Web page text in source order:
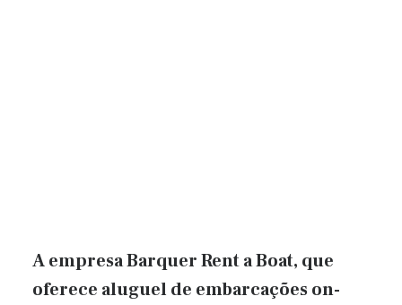
A empresa Barquer Rent a Boat, que
oferece aluguel de embarcações on-